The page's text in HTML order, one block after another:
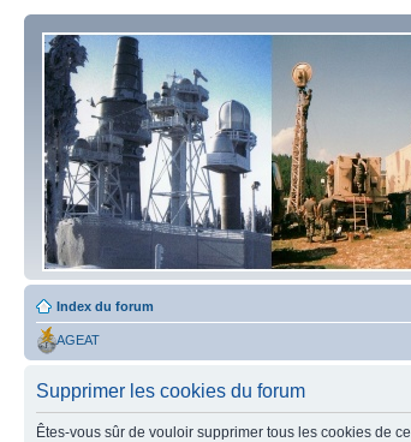
Index du forum
AGEAT
Supprimer les cookies du forum
Êtes-vous sûr de vouloir supprimer tous les cookies de